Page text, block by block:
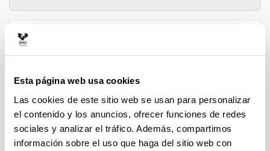
Esta página web usa cookies
Las cookies de este sitio web se usan para personalizar
el contenido y los anuncios, ofrecer funciones de redes
sociales y analizar el tráfico. Además, compartimos
información sobre el uso que haga del sitio web con
Social Value
MenúAbrir/cerrar
Publicaciones